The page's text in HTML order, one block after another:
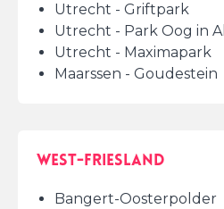
Utrecht - Griftpark
Utrecht - Park Oog in Al
Utrecht - Maximapark
Maarssen - Goudestein
West-Friesland
Bangert-Oosterpolder